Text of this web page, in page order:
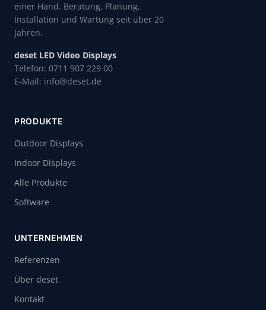
einer Hand. Beratung, Planung,
Installation und Wartung seit über 20
Jahren.
deset LED Video Displays
Telefon: 0711 907 229 00
E-Mail: info@deset.de
PRODUKTE
Outdoor Displays
Indoor Displays
Alle Produkte
Software
UNTERNEHMEN
Referenzen
Über deset
Kontakt